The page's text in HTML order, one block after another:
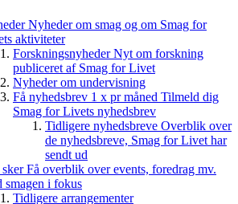
Nyheder om smag og om Smag for
aktiviteter
ForskningsnyhederNyt om forskning
publiceret af Smag for Livet
Nyheder om undervisning
Få nyhedsbrev 1 x pr måned Tilmeld dig
Smag for Livets nyhedsbrev
Tidligere nyhedsbreve Overblik over
de nyhedsbreve, Smag for Livet har
sendt ud
Få overblik over events, foredrag mv.
smagen i fokus
Tidligere arrangementer